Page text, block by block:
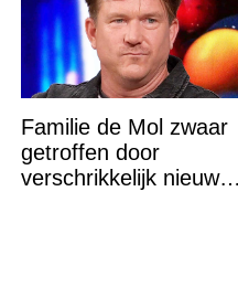
Familie de Mol zwaar
getroffen door
verschrikkelijk nieuws: